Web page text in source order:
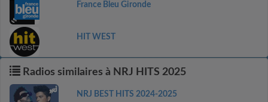
France Bleu Gironde
HIT WEST
Radios similaires à NRJ HITS 2025
NRJ BEST HITS 2024-2025